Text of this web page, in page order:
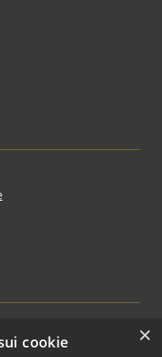
Copyright © 2026 • Comune di
×
cookie